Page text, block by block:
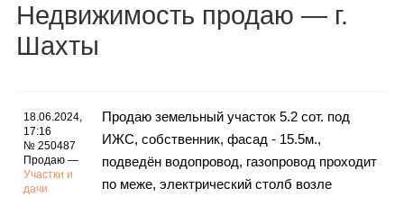
Недвижимость продаю — г.
Шахты
18.06.2024,
17:16
№ 250487
Продаю —
Участки и
дачи
Продаю земельный участок 5.2 сот. под
ИЖС, собственник, фасад - 15.5м.,
подведён водопровод, газопровод проходит
по меже, электрический столб возле